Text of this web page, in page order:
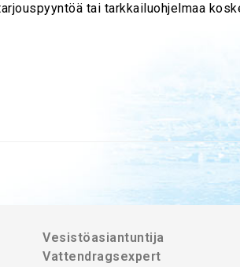
tai tarkkailuohjelmaa
Vesistöasiantuntija
Vattendragsexpert